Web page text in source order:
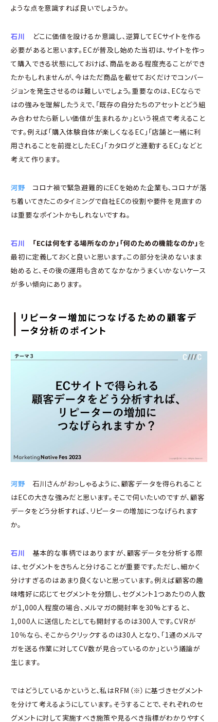
ような点を意識すれば良いでしょうか。
石川 どこに価値を設けるか意識し、逆算してECサイトを作る
必要があると思います。ECが普及し始めた当初は、サイトを作っ
て購入できる状態にしておけば、商品をある程度売ることができ
たかもしれませんが、今はただ商品を載せておくだけでコンバー
ジョンを発生させるのは難しいでしょう。重要なのは、ECならで
はの強みを理解したうえで、「既存の自分たちのアセットとどう組
み合わせたら新しい価値が生まれるか」という視点で考えること
です。例えば「購入体験自体が楽しくなるEC」「店舗と一緒に利
用されることを前提としたEC」「カタログと連動するEC」などと
考えて作ります。
河野 コロナ禍で緊急避難的にECを始めた企業も、コロナが落
ち着いてきたこのタイミングで自社ECの役割や要件を見直すの
は重要なポイントかもしれないですね。
石川 「ECは何をする場所なのか」「何のための機能なのか」 を
最初に定義しておくと良いと思います。この部分を決めないまま
始めると、その後の運用も含めてなかなかうまくいかないケース
が多い傾向にあります。
リピーター増加につなげるための顧客デ
ータ分析のポイント
河野 石川さんがおっしゃるように、顧客データを得られること
はECの大きな強みだと思います。そこで伺いたいのですが、顧客
データをどう分析すれば、リピーターの増加につなげられます
か。
石川 基本的な事柄ではありますが、顧客データを分析する際
は、セグメントをきちんと分けることが重要です。ただし、細かく
分けすぎるのはあまり良くないと思っています。例えば顧客の趣
味嗜好に応じてセグメントを分類し、セグメント1つあたりの人数
が1,000人程度の場合、メルマガの開封率を30%とすると、
1,000人に送信したとしても開封するのは300人です。CVRが
10％なら、そこからクリックするのは30人となり、「1通のメルマ
ガを送る作業に対してCV数が見合っているのか」という議論が
生じます。
ではどうしているかというと、私はRFM（※）に基づきセグメント
を分けて考えるようにしています。そうすることで、それぞれのセ
グメントに対して実施すべき施策や見るべき指標がわかりやすく